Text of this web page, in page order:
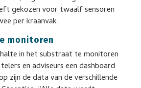
gekozen voor twaalf sensoren
per kraanvak.
monitoren
in het substraat te monitoren
en adviseurs een dashboard
zijn de data van de verschillende